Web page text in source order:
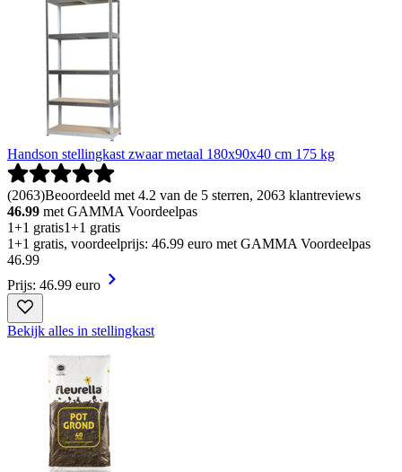
Handson stellingkast zwaar metaal 180x90x40 cm 175 kg
(2063)Beoordeeld met 4.2 van de 5 sterren, 2063 klantreviews
46.99 met GAMMA Voordeelpas
1+1 gratis1+1 gratis
1+1 gratis, voordeelprijs: 46.99 euro met GAMMA Voordeelpas
46.99
Prijs: 46.99 euro
Bekijk alles in stellingkast